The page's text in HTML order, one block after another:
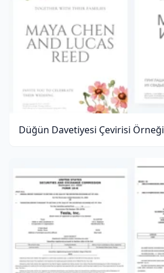
Düğün Davetiyesi Çevirisi Örneği